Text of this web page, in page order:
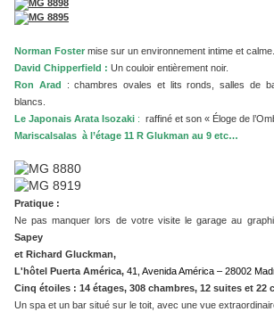
Norman Foster mise sur un environnement intime et calme.
David Chipperfield : Un couloir entièrement noir.
Ron Arad
: chambres ovales et lits ronds, salles de
blancs.
Le Japonais Arata Isozaki : raffiné et son « Éloge de
Mariscalsalas à l’étage 11 R Glukman au 9 etc…
Pratique :
Ne pas manquer lors de votre visite le garage au
Sapey
et Richard Gluckman,
L'hôtel Puerta América, 41, Avenida América – 28002
Cinq étoiles : 14 étages, 308 chambres, 12 suites et 22
Un spa et un bar situé sur le toit, avec une vue